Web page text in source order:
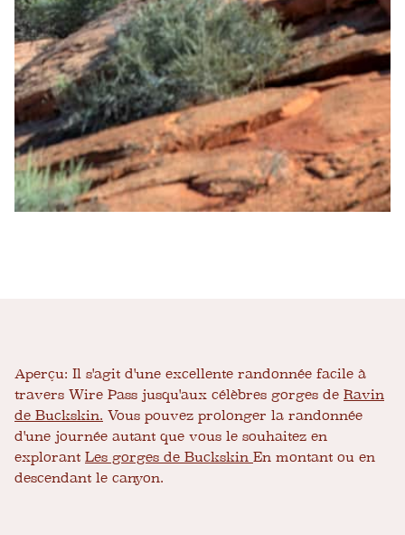
Aperçu: Il s'agit d'une excellente randonnée facile à
travers Wire Pass jusqu'aux célèbres gorges de Ravin
de Buckskin. Vous pouvez prolonger la randonnée
d'une journée autant que vous le souhaitez en
explorant Les gorges de Buckskin En montant ou en
descendant le canyon.